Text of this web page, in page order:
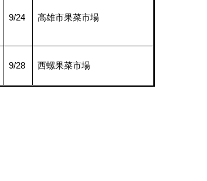
9/24 高雄市果菜市場
9/28 西螺果菜市場